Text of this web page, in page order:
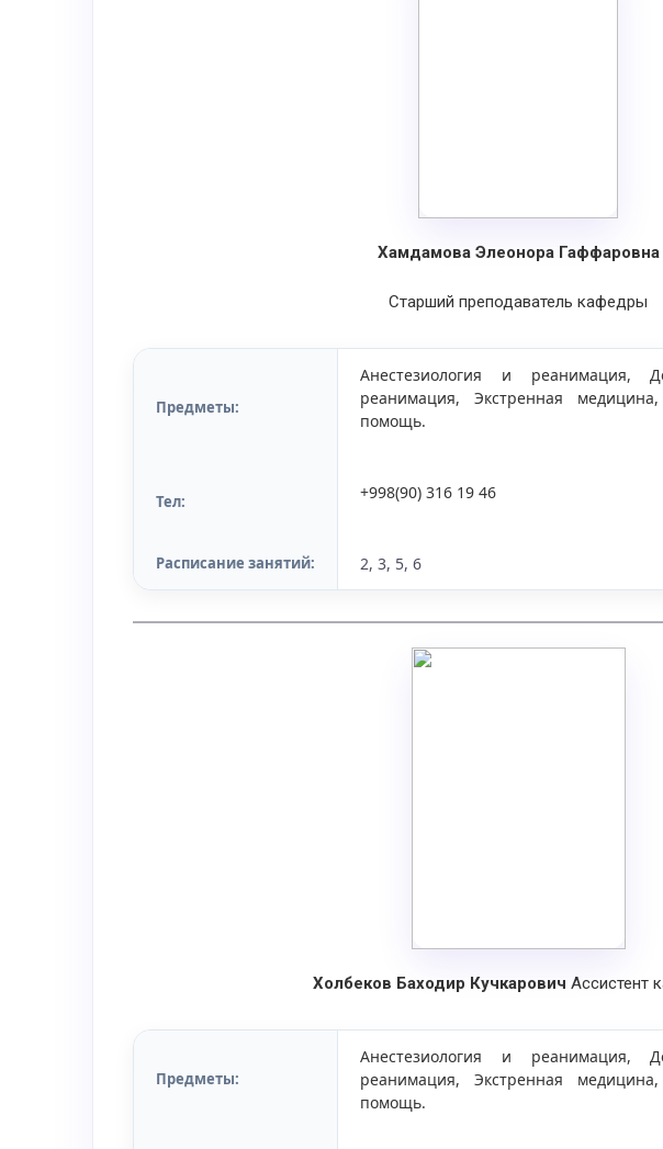
Хамдамова Элеонора Гаффаровна
Старший преподаватель кафедры
Предметы:
Анестезиология и реанимация,
реанимация, Экстренная
помощь.
Тел: +998(90) 316 19 46
Расписание занятий: 2, 3, 5, 6
Холбеков Баходир Кучкарович Ассистент
Предметы:
Анестезиология и реанимация,
реанимация, Экстренная
помощь.